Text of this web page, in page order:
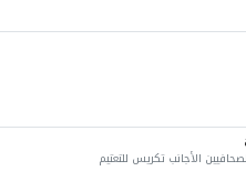
الأجانب تكريس للتعتيم